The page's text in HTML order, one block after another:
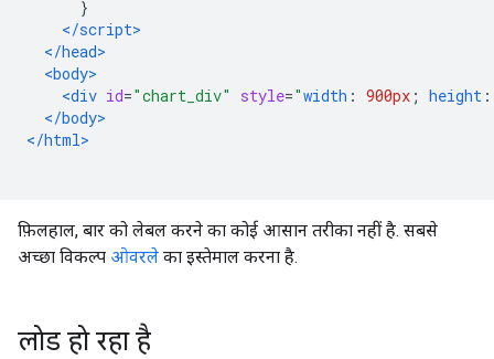
}
</script>
</head>
<body>
<div id="chart_div" style="width : 900px ; height :
</body>
</html>
फ़िलहाल, बार को लेबल करने का कोई आसान तरीका नहीं है. सबसे
अच्छा विकल्प ओवरले का इस्तेमाल करना है.
लोड हो रहा है